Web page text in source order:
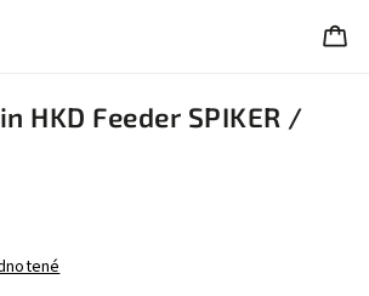
HKD Feeder SPIKER /